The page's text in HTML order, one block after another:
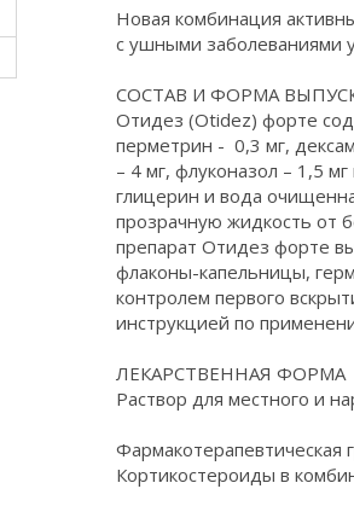
Новая комбинация
с ушными заболеваниями
СОСТАВ И ФОРМА
Отидез (Otidez) форте
перметрин - 0,3 мг,
– 4 мг, флуконазол – 1,5
глицерин и вода
прозрачную жидкость от
препарат Отидез форте
флаконы-капельницы,
контролем первого
инструкцией по
ЛЕКАРСТВЕННАЯ ФОРМА
Раствор для местного и
Фармакотерапевтическая
Кортикостероиды в